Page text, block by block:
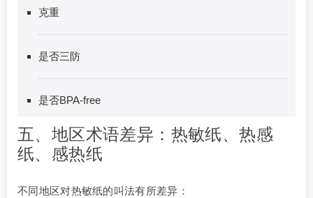
克重
是否三防
是否BPA-free
五、地区术语差异：热敏纸、热感
纸、感热纸
不同地区对热敏纸的叫法有所差异：